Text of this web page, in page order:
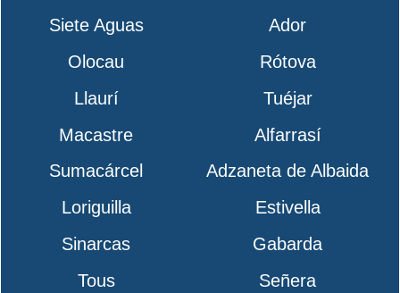
Siete Aguas
Ador
Olocau
Rótova
Llaurí
Tuéjar
Macastre
Alfarrasí
Sumacárcel
Adzaneta de Albaida
Loriguilla
Estivella
Sinarcas
Gabarda
Tous
Señera